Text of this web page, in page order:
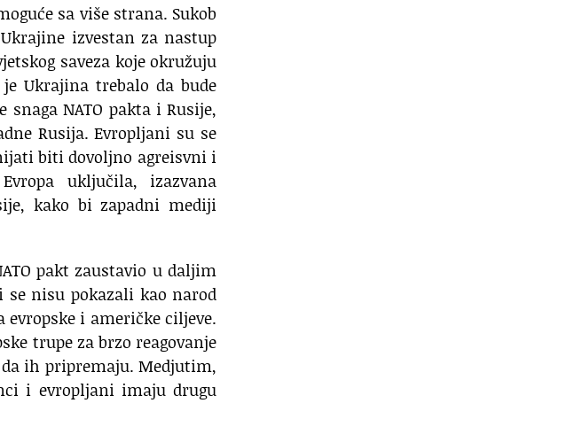
sa više strana. Sukob
izvestan za nastup
saveza koje okružuju
Ukrajina trebalo da bude
NATO pakta i Rusije,
Rusija. Evropljani su se
biti dovoljno agreisvni i
uključila, izazvana
kako bi zapadni mediji
pakt zaustavio u daljim
nisu pokazali kao narod
i američke ciljeve.
trupe za brzo reagovanje
ih pripremaju. Medjutim,
i evropljani imaju drugu